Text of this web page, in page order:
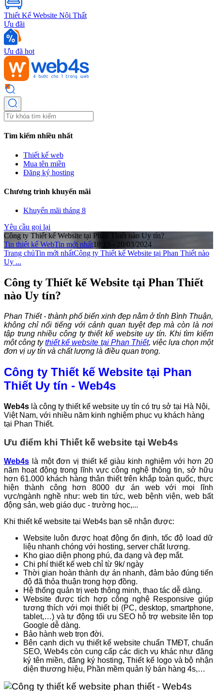
Thiết Kế Website Nội Thất
Ưu đãi
Ưu đã hot
Tìm kiếm nhiều nhất
Thiết kế web
Mua tên miền
Đăng ký hosting
Chương trình khuyến mãi
Khuyến mãi tháng 8
Yêu cầu gọi lại
Công ty Thiết kế Website tại Phan Thiết nào Uy tín?
Tin thiết kế WebTin mới nhất18:15 - 20/03/2024
Trang chủTin mới nhấtCông ty Thiết kế Website tại Phan Thiết nào
Uy ...
Công ty Thiết kế Website tại Phan Thiết
nào Uy tín?
Phan Thiết - thành phố biển xinh đẹp nằm ở tỉnh Bình Thuận,
không chỉ nổi tiếng với cảnh quan tuyệt đẹp mà còn là nơi
tập trung nhiều công ty thiết kế website uy tín. Khi tìm kiếm
một công tythiết kế website tại Phan Thiết, việc lựa chọn một
đơn vị uy tín và chất lượng là điều quan trọng.
Công ty Thiết kế Website tại Phan
Thiết Uy tín - Web4s
Web4s là công ty thiết kế website uy tín có trụ sở tại Hà Nội,
Việt Nam, với nhiều năm kinh nghiệm phục vụ khách hàng
tại Phan Thiết.
Ưu điểm khi Thiết kế website tại Web4s
Web4s là một đơn vị thiết kế giàu kinh nghiệm với hơn 20
năm hoạt động trong lĩnh vực công nghệ thông tin, sở hữu
hơn 61.000 khách hàng thân thiết trên khắp toàn quốc, thực
hiện thành công hơn 8000 dự án web với mọi lĩnh
vực/ngành nghề như: web tin tức, web bệnh viện, web bất
động sản, web giáo dục - trường học,...
Khi thiết kế website tại Web4s bạn sẽ nhận được:
Website luôn được hoạt động ổn định, tốc độ load dữ
liệu nhanh chóng với hosting, server chất lượng.
Kho giao diện phong phú, đa dạng và đẹp mắt.
Chi phí thiết kế web chỉ từ 9k/ ngày
Thời gian hoàn thành dự án nhanh, đảm bảo đúng tiến
độ đã thỏa thuận trong hợp đồng.
Hệ thống quản trị web thông minh, thao tác dễ dàng.
Website được tích hợp công nghệ Responsive giúp
tương thích với mọi thiết bị (PC, desktop, smartphone,
tablet,…) và tự động tối ưu SEO hỗ trợ website lên top
Google dễ dàng.
Bảo hành web trọn đời.
Bên cạnh dịch vụ thiết kế website chuẩn TMĐT, chuẩn
SEO, Web4s còn cung cấp các dịch vụ khác như đăng
ký tên miền, đăng ký hosting,Thiết kế logo và bộ nhận
diện thương hiệu, Phần mềm quản lý bán hàng 4s,…